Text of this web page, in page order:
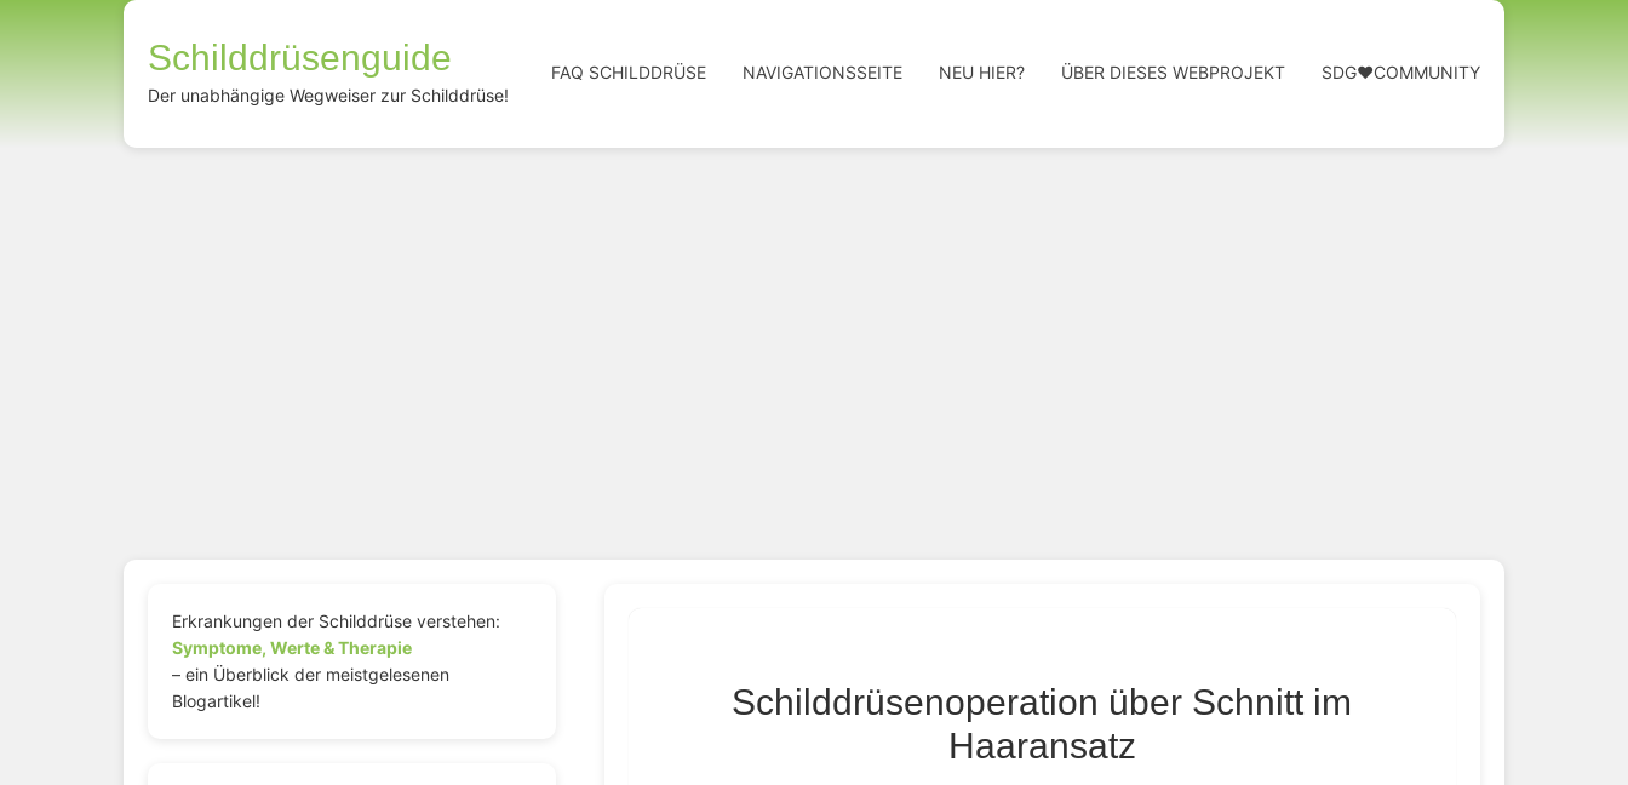
Schilddrüsenguide
Der unabhängige Wegweiser zur Schilddrüse!
FAQ SCHILDDRÜSE NAVIGATIONSSEITE NEU HIER? ÜBER DIESES WEBPROJEKT SDG❤️COMMUNITY
Schilddrüsenoperation über Schnitt im
Haaransatz
Erkrankungen der Schilddrüse verstehen:
Symptome, Werte & Therapie
– ein Überblick der meistgelesenen
Blogartikel!